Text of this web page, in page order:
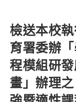
檢送本校
育署委辦
程模組研
畫」辦理